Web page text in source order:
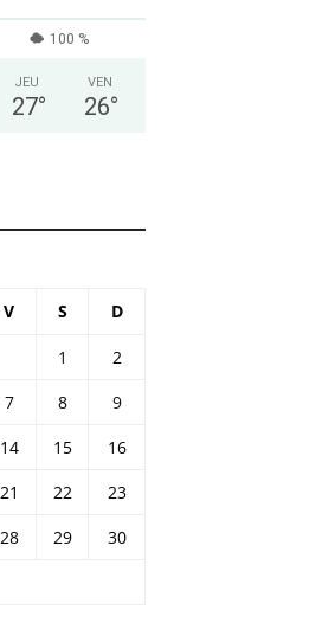
100 %
JEU
27°
VEN
26°
V S D
1
2
7 8
9
14 15
16
21 22
23
28 29
30